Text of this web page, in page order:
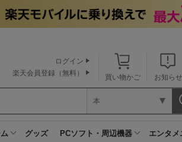
買い物かご お知らせ
ログイン
楽天会員登録（無料）
本
グッズ PCソフト・周辺機器 エンタメ